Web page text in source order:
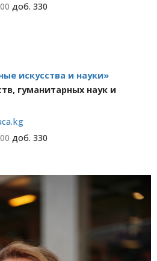
доб. 330
искусства и науки»
гуманитарных наук и
доб. 330